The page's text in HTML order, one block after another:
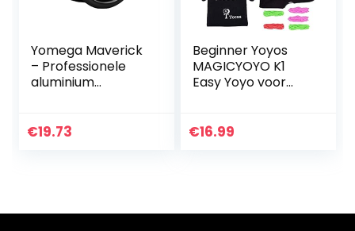
Yomega Maverick
– Professionele
aluminium
beginners met C-
€19.73
Beginner Yoyos
MAGICYOYO K1
Easy Yoyo voor
Plastic Yo Yo Set
€16.99